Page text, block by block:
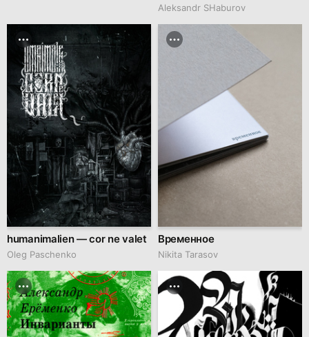
Аleksandr SHaburov
humanimalien — cor ne valet
Oleg Paschenko
Временное
Nikita Tarasov